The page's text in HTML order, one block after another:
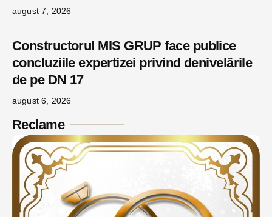
august 7, 2026
Constructorul MIS GRUP face publice
concluziile expertizei privind denivelările
de pe DN 17
august 6, 2026
Reclame